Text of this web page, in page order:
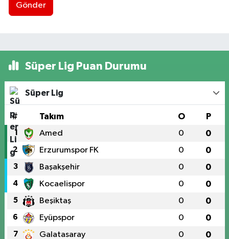
Gönder
Süper Lig Puan Durumu
Süper Lig
# Takım O P
1 Amed 0 0
2 Erzurumspor FK 0 0
3 Başakşehir 0 0
4 Kocaelispor 0 0
5 Beşiktaş 0 0
6 Eyüpspor 0 0
7 Galatasaray 0 0